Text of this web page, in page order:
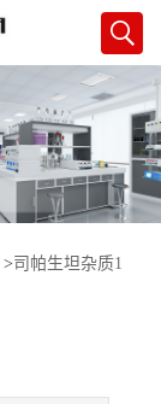
>司帕生坦杂质1